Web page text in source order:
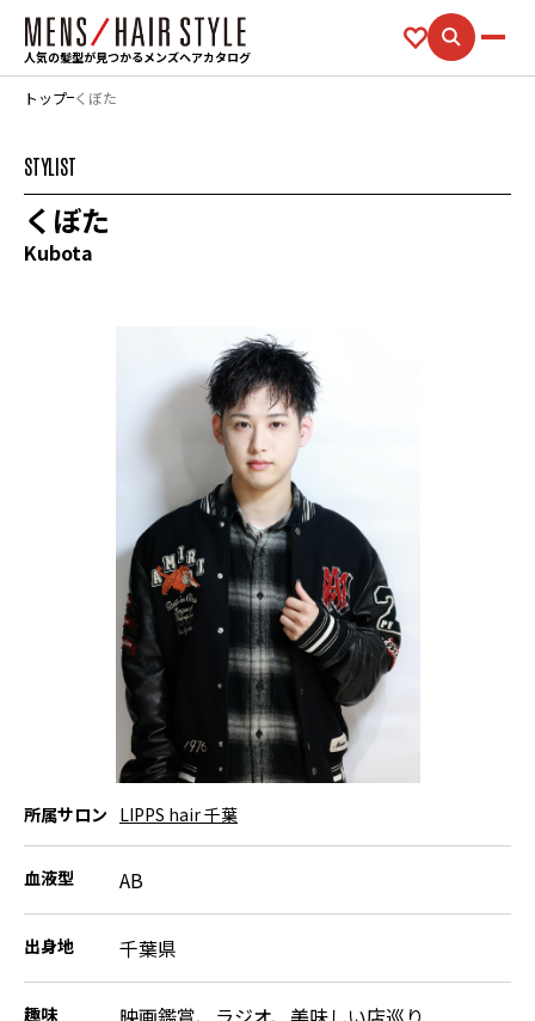
人気の髪型が見つかるメンズヘアカタログ
トップ くぼた
STYLIST
くぼた
Kubota
所属サロン LIPPS hair 千葉
血液型 AB
出身地 千葉県
趣味